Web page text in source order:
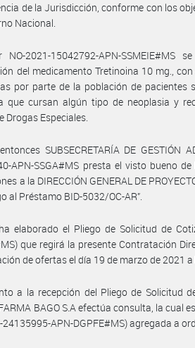
de la Jurisdicción, conforme con los
Nacional.
NO-2021-15042792-APN-
del medicamento Tretinoina 10 mg.,
por parte de la población de pacientes
que cursan algún tipo de neoplasia y
Drogas Especiales.
SUBSECRETARÍA DE GESTIÓN
APN-SSGA#MS presta el visto bueno
a la DIRECCIÓN GENERAL DE
al Préstamo BID-5032/OC-AR”.
elaborado el Pliego de Solicitud de
que regirá la presente Contratación
de ofertas el día 19 de marzo de 2021 a
a la recepción del Pliego de Solicitud
BAGO S.A efectúa consulta, la cual
24135995-APN-DGPFE#MS) agregada a